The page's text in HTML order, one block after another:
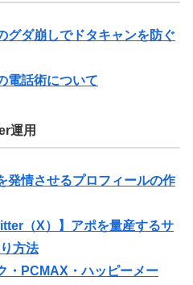
グダ崩しでドタキャンを防ぐ
電話術について
運用
発情させるプロフィールの作
（X）】アポを量産するサ
方法
・PCMAX・ハッピーメー